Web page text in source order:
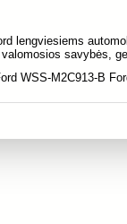
lengviesiems
savybės,
WSS-M2C913-B